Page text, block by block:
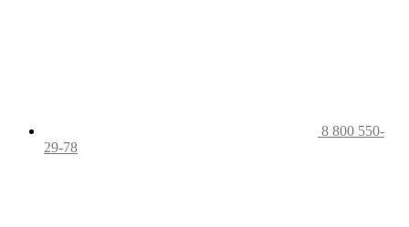
8 800 550-
29-78